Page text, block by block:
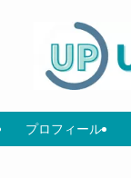
プロフィール